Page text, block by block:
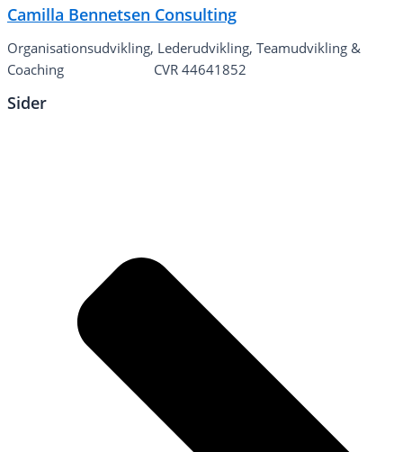
Camilla Bennetsen Consulting
Organisationsudvikling, Lederudvikling, Teamudvikling &
Coaching CVR 44641852
Sider